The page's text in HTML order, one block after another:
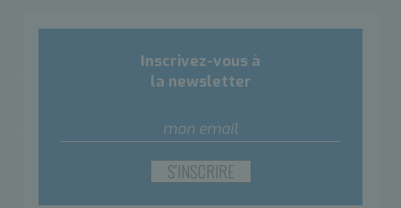
Inscrivez-vous à
la newsletter